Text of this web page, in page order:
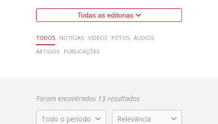
Todas as editorias
TODOS NOTÍCIAS VÍDEOS FOTOS ÁUDIOS
ARTIGOS
PUBLICAÇÕES
Foram encontrados 13 resultados
Todo o período Relevância